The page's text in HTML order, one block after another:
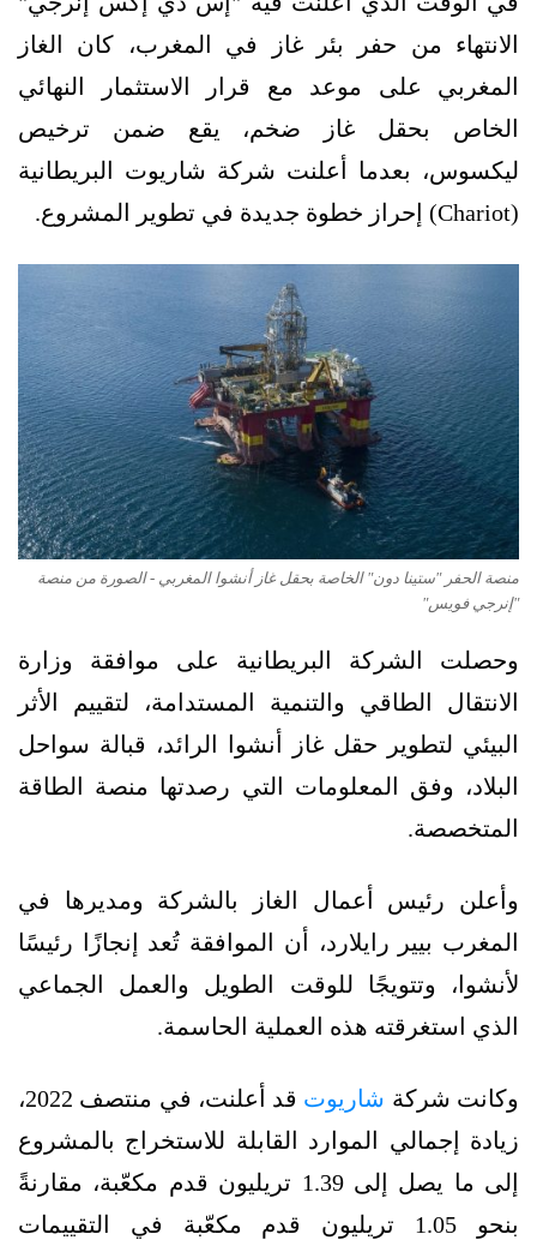
الانتهاء من حفر بئر غاز في المغرب، كان الغاز
المغربي على موعد مع قرار الاستثمار النهائي
الخاص بحقل غاز ضخم، يقع ضمن ترخيص
ليكسوس، بعدما أعلنت شركة شاريوت البريطانية
(Chariot) إحراز خطوة جديدة في تطوير المشروع.
منصة الحفر "ستينا دون" الخاصة بحقل غاز أنشوا المغربي - الصورة من منصة
"إنرجي فويس"
وحصلت الشركة البريطانية على موافقة وزارة
الانتقال الطاقي والتنمية المستدامة، لتقييم الأثر
البيئي لتطوير حقل غاز أنشوا الرائد، قبالة سواحل
البلاد، وفق المعلومات التي رصدتها منصة الطاقة
المتخصصة.
وأعلن رئيس أعمال الغاز بالشركة ومديرها في
المغرب بيير رايلارد، أن الموافقة تُعد إنجازًا رئيسًا
لأنشوا، وتتويجًا للوقت الطويل والعمل الجماعي
الذي استغرقته هذه العملية الحاسمة.
وكانت شركة شاريوت
قد أعلنت، في منتصف 2022،
زيادة إجمالي الموارد القابلة للاستخراج بالمشروع
إلى ما يصل إلى 1.39 تريليون قدم مكعّبة، مقارنةً
بنحو 1.05 تريليون قدم مكعّبة في التقييمات